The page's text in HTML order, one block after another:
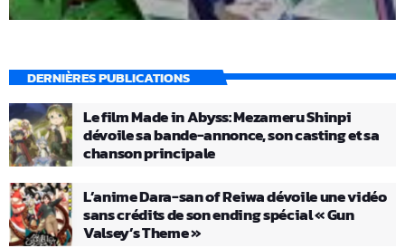
DERNIÈRES PUBLICATIONS
Le film Made in Abyss: Mezameru Shinpi
dévoile sa bande-annonce, son casting et sa
chanson principale
L’anime Dara-san of Reiwa dévoile une vidéo
sans crédits de son ending spécial « Gun
Valsey’s Theme »